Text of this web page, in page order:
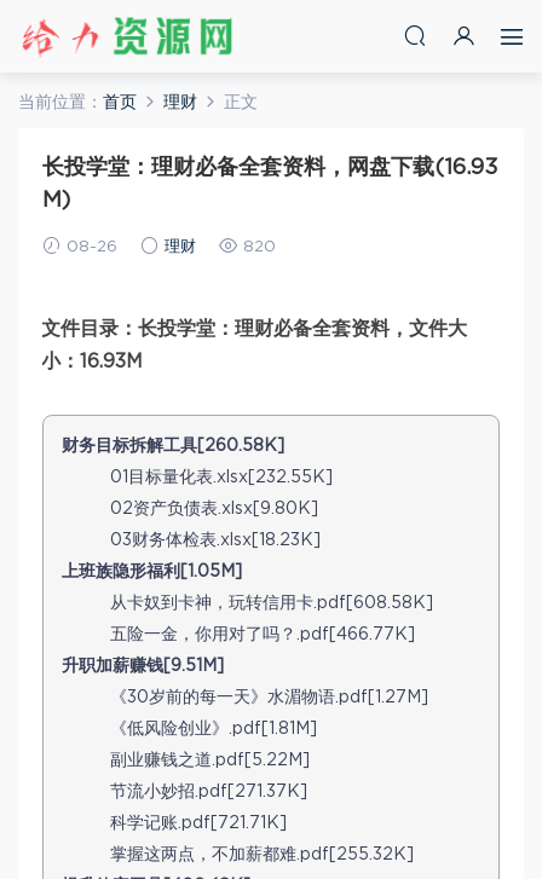
当前位置： 首页 理财 正文
长投学堂：理财必备全套资料，网盘下载(16.93
M)
08-26 理财 820
文件目录：长投学堂：理财必备全套资料，文件大
小：16.93M
财务目标拆解工具[260.58K]
01目标量化表.xlsx[232.55K]
02资产负债表.xlsx[9.80K]
03财务体检表.xlsx[18.23K]
上班族隐形福利[1.05M]
从卡奴到卡神，玩转信用卡.pdf[608.58K]
五险一金，你用对了吗？.pdf[466.77K]
升职加薪赚钱[9.51M]
《30岁前的每一天》水湄物语.pdf[1.27M]
《低风险创业》.pdf[1.81M]
副业赚钱之道.pdf[5.22M]
节流小妙招.pdf[271.37K]
科学记账.pdf[721.71K]
掌握这两点，不加薪都难.pdf[255.32K]